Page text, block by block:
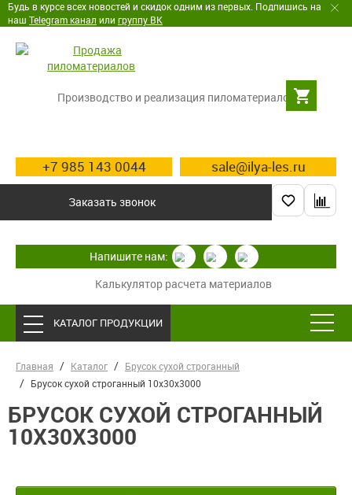
Будь в курсе всех новостей и скидок одним из первых. Подпишись на
наш Telegram канал или группу ВК
Производство и реализация пиломатериалов
+7 985 143 0044 sale@ilya-les.ru
Заказать звонок
Калькулятор расчета материалов
Напишите нам:
КАТАЛОГ ПРОДУКЦИИ
Главная Каталог
Брусок сухой строганный
Брусок сухой строганный 10х30х3000
БРУСОК СУХОЙ СТРОГАННЫЙ
10Х30Х3000